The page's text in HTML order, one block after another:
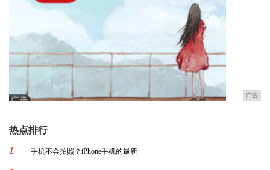
广告
热点排行
1
手机不会拍照？iPhone手机的最新